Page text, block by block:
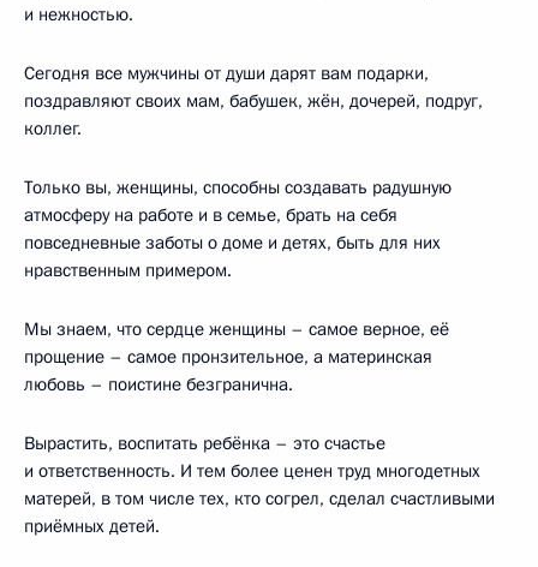
и нежностью.
Сегодня все мужчины от души дарят вам подарки,
поздравляют своих мам, бабушек, жён, дочерей, подруг,
коллег.
Только вы, женщины, способны создавать радушную
атмосферу на работе и в семье, брать на себя
повседневные заботы о доме и детях, быть для них
нравственным примером.
Мы знаем, что сердце женщины – самое верное, её
прощение – самое пронзительное, а материнская
любовь – поистине безгранична.
Вырастить, воспитать ребёнка – это счастье
и ответственность. И тем более ценен труд многодетных
матерей, в том числе тех, кто согрел, сделал счастливыми
приёмных детей.